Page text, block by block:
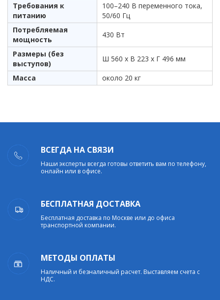
Требования к
питанию
100–240 В переменного тока,
50/60 Гц
Потребляемая
мощность
430 Вт
Размеры (без
выступов)
Ш 560 x В 223 x Г 496 мм
Масса около 20 кг
ВСЕГДА НА СВЯЗИ
Наши эксперты всегда готовы ответить вам по телефону,
онлайн или в офисе.
БЕСПЛАТНАЯ ДОСТАВКА
Бесплатная доставка по Москве или до офиса
транспортной компании.
МЕТОДЫ ОПЛАТЫ
Наличный и безналичный расчет. Выставляем счета с
НДС.